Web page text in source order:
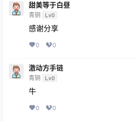
甜美等于白昼
青铜 Lv0
感谢分享
0 0
激动方手链
青铜 Lv0
牛
0 0